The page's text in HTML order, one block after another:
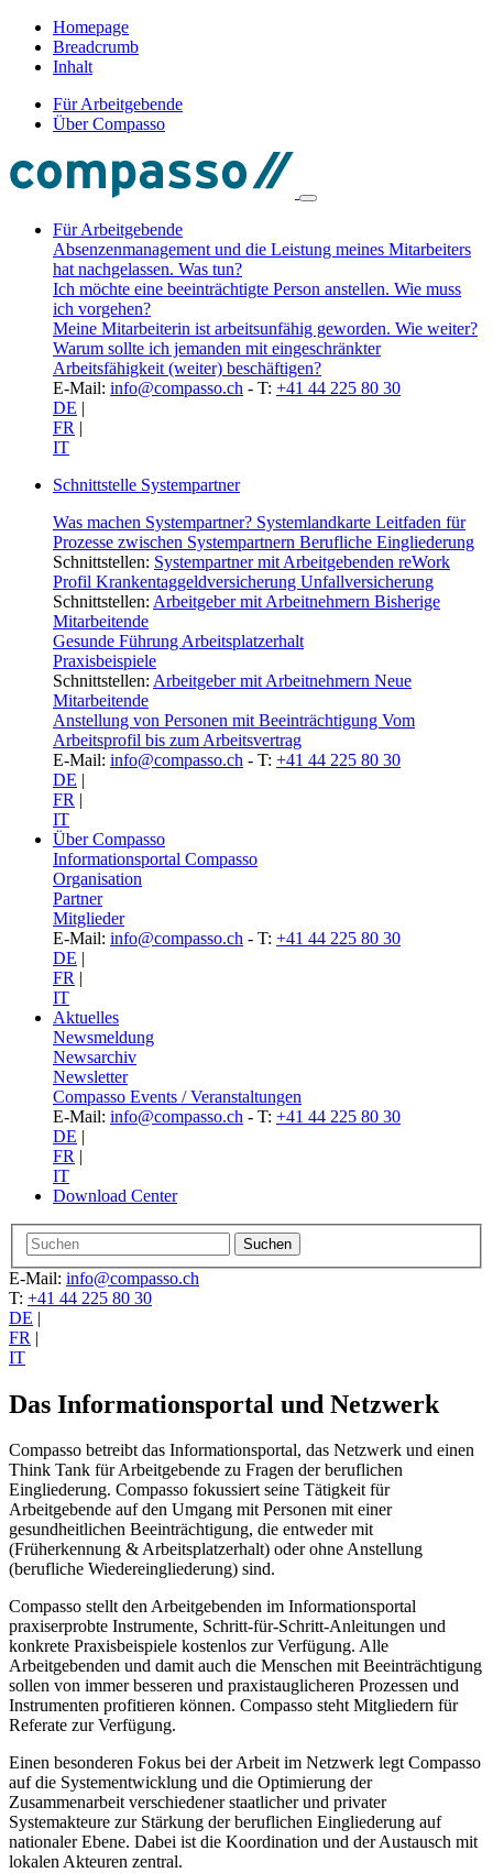
Homepage
Breadcrumb
Inhalt
Für Arbeitgebende
Über Compasso
Für Arbeitgebende
Absenzenmanagement und die Leistung meines Mitarbeiters
hat nachgelassen. Was tun?
Ich möchte eine beeinträchtigte Person anstellen. Wie muss
ich vorgehen?
Meine Mitarbeiterin ist arbeitsunfähig geworden. Wie weiter?
Warum sollte ich jemanden mit eingeschränkter
Arbeitsfähigkeit (weiter) beschäftigen?
E-Mail: info@compasso.ch - T: +41 44 225 80 30
DE |
FR |
IT
Schnittstelle Systempartner
Was machen Systempartner? Systemlandkarte Leitfaden für
Prozesse zwischen Systempartnern Berufliche Eingliederung
Schnittstellen: Systempartner mit Arbeitgebenden reWork
Profil Krankentaggeldversicherung Unfallversicherung
Schnittstellen: Arbeitgeber mit Arbeitnehmern Bisherige
Mitarbeitende
Gesunde Führung Arbeitsplatzerhalt
Praxisbeispiele
Schnittstellen: Arbeitgeber mit Arbeitnehmern Neue
Mitarbeitende
Anstellung von Personen mit Beeinträchtigung Vom
Arbeitsprofil bis zum Arbeitsvertrag
E-Mail: info@compasso.ch - T: +41 44 225 80 30
DE |
FR |
IT
Über Compasso
Informationsportal Compasso
Organisation
Partner
Mitglieder
E-Mail: info@compasso.ch - T: +41 44 225 80 30
DE |
FR |
IT
Aktuelles
Newsmeldung
Newsarchiv
Newsletter
Compasso Events / Veranstaltungen
E-Mail: info@compasso.ch - T: +41 44 225 80 30
DE |
FR |
IT
Download Center
E-Mail: info@compasso.ch
T: +41 44 225 80 30
DE |
FR |
IT
Das Informationsportal und Netzwerk
Compasso betreibt das Informationsportal, das Netzwerk und einen
Think Tank für Arbeitgebende zu Fragen der beruflichen
Eingliederung. Compasso fokussiert seine Tätigkeit für
Arbeitgebende auf den Umgang mit Personen mit einer
gesundheitlichen Beeinträchtigung, die entweder mit
(Früherkennung & Arbeitsplatzerhalt) oder ohne Anstellung
(berufliche Wiedereingliederung) sind.
Compasso stellt den Arbeitgebenden im Informationsportal
praxiserprobte Instrumente, Schritt-für-Schritt-Anleitungen und
konkrete Praxisbeispiele kostenlos zur Verfügung. Alle
Arbeitgebenden und damit auch die Menschen mit Beeinträchtigung
sollen von immer besseren und praxistauglicheren Prozessen und
Instrumenten profitieren können. Compasso steht Mitgliedern für
Referate zur Verfügung.
Einen besonderen Fokus bei der Arbeit im Netzwerk legt Compasso
auf die Systementwicklung und die Optimierung der
Zusammenarbeit verschiedener staatlicher und privater
Systemakteure zur Stärkung der beruflichen Eingliederung auf
nationaler Ebene. Dabei ist die Koordination und der Austausch mit
lokalen Akteuren zentral.